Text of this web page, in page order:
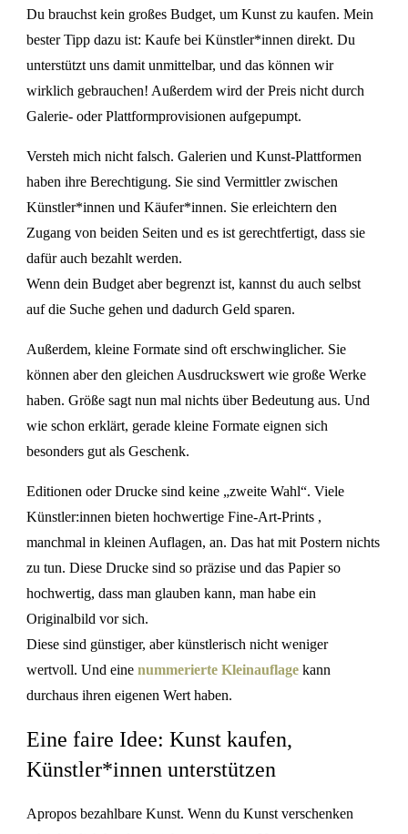
Du brauchst kein großes Budget, um Kunst zu kaufen. Mein
bester Tipp dazu ist: Kaufe bei Künstler*innen direkt. Du
unterstützt uns damit unmittelbar, und das können wir
wirklich gebrauchen! Außerdem wird der Preis nicht durch
Galerie- oder Plattformprovisionen aufgepumpt.
Versteh mich nicht falsch. Galerien und Kunst-Plattformen
haben ihre Berechtigung. Sie sind Vermittler zwischen
Künstler*innen und Käufer*innen. Sie erleichtern den
Zugang von beiden Seiten und es ist gerechtfertigt, dass sie
dafür auch bezahlt werden.
Wenn dein Budget aber begrenzt ist, kannst du auch selbst
auf die Suche gehen und dadurch Geld sparen.
Außerdem, kleine Formate sind oft erschwinglicher. Sie
können aber den gleichen Ausdruckswert wie große Werke
haben. Größe sagt nun mal nichts über Bedeutung aus. Und
wie schon erklärt, gerade kleine Formate eignen sich
besonders gut als Geschenk.
Editionen oder Drucke sind keine „zweite Wahl“. Viele
Künstler:innen bieten hochwertige Fine-Art-Prints ,
manchmal in kleinen Auflagen, an. Das hat mit Postern nichts
zu tun. Diese Drucke sind so präzise und das Papier so
hochwertig, dass man glauben kann, man habe ein
Originalbild vor sich.
Diese sind günstiger, aber künstlerisch nicht weniger
wertvoll. Und eine nummerierte Kleinauflage kann
durchaus ihren eigenen Wert haben.
Eine faire Idee: Kunst kaufen,
Künstler*innen unterstützen
Apropos bezahlbare Kunst. Wenn du Kunst verschenken